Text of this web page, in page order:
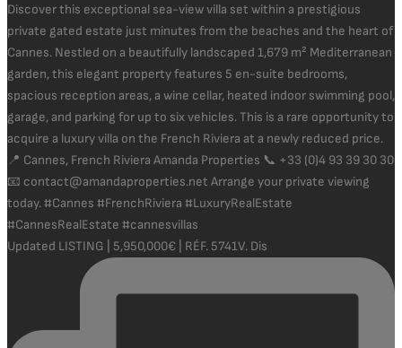
Updated LISTING | 5,950,000€ | RÉF. 5741V. Dis